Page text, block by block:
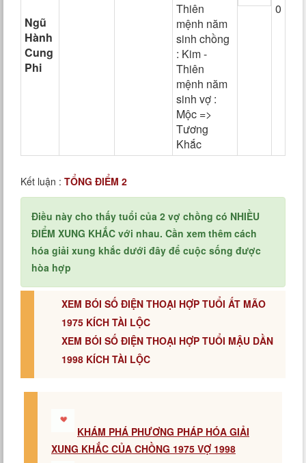
Ngũ
Hành
Cung
Phi
Thiên
mệnh năm
sinh chồng
: Kim -
Thiên
mệnh năm
sinh vợ :
Mộc =>
Tương
Khắc
0
Kết luận : TỔNG ĐIỂM 2
Điều này cho thấy tuổi của 2 vợ chồng có NHIỀU
ĐIỂM XUNG KHẮC với nhau. Cần xem thêm cách
hóa giải xung khắc dưới đây để cuộc sống được
hòa hợp
XEM BÓI SỐ ĐIỆN THOẠI HỢP TUỔI ẤT MÃO
1975 KÍCH TÀI LỘC
XEM BÓI SỐ ĐIỆN THOẠI HỢP TUỔI MẬU DẦN
1998 KÍCH TÀI LỘC
KHÁM PHÁ PHƯƠNG PHÁP HÓA GIẢI
XUNG KHẮC CỦA CHỒNG 1975 VỢ 1998